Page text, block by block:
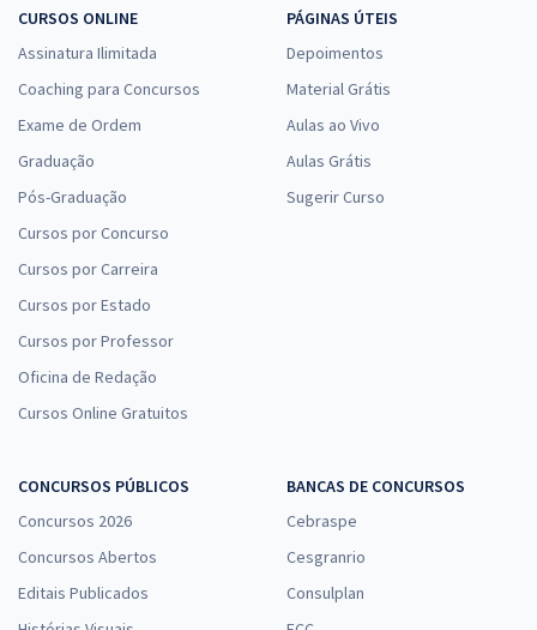
CURSOS ONLINE
Assinatura Ilimitada
Coaching para Concursos
Exame de Ordem
Graduação
Pós-Graduação
Cursos por Concurso
Cursos por Carreira
Cursos por Estado
Cursos por Professor
Oficina de Redação
Cursos Online Gratuitos
PÁGINAS ÚTEIS
Depoimentos
Material Grátis
Aulas ao Vivo
Aulas Grátis
Sugerir Curso
CONCURSOS PÚBLICOS
Concursos 2026
Concursos Abertos
Editais Publicados
BANCAS DE CONCURSOS
Cebraspe
Cesgranrio
Consulplan